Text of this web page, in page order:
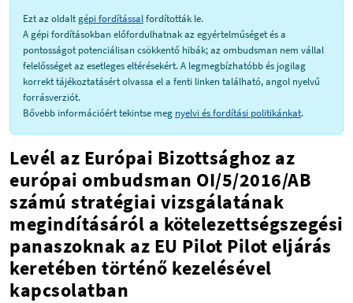
Ezt az oldalt gépi fordítássalfordították le.
A gépi fordításokban előfordulhatnak az egyértelműséget és a
pontosságot potenciálisan csökkentő hibák; az ombudsman nem vállal
felelősséget az esetleges eltérésekért. A legmegbízhatóbb és jogilag
korrekt tájékoztatásért olvassa el a fenti linken található, angol nyelvű
forrásverziót.
Bővebb információért tekintse meg nyelvi és fordítási politikánkat.
Levél az Európai Bizottsághoz az
európai ombudsman OI/5/2016/AB
számú stratégiai vizsgálatának
megindításáról a kötelezettségszegési
panaszoknak az EU Pilot Pilot eljárás
keretében történő kezelésével
kapcsolatban